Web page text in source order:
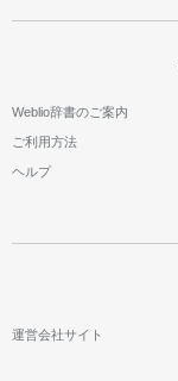
Weblio辞書のご案内
ご利用方法
ヘルプ
運営会社サイト